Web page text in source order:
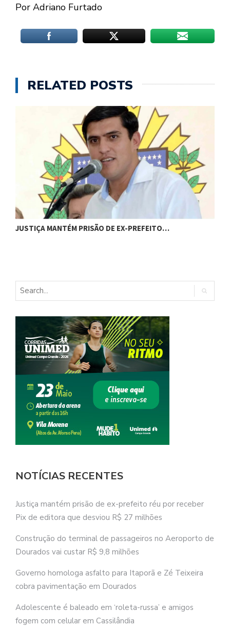
Por Adriano Furtado
RELATED POSTS
JUSTIÇA MANTÉM PRISÃO DE EX-PREFEITO…
NOTÍCIAS RECENTES
Justiça mantém prisão de ex-prefeito réu por receber
Pix de editora que desviou R$ 27 milhões
Construção do terminal de passageiros no Aeroporto de
Dourados vai custar R$ 9,8 milhões
Governo homologa asfalto para Itaporã e Zé Teixeira
cobra pavimentação em Dourados
Adolescente é baleado em ‘roleta-russa’ e amigos
fogem com celular em Cassilândia